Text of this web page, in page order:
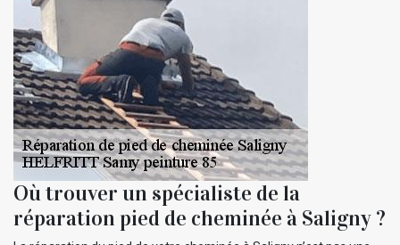
Où trouver un spécialiste de la
réparation pied de cheminée à Saligny ?